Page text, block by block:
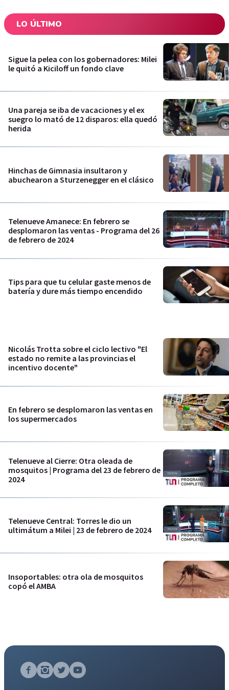
LO ÚLTIMO
Sigue la pelea con los gobernadores: Milei
le quitó a Kiciloff un fondo clave
Una pareja se iba de vacaciones y el ex
suegro lo mató de 12 disparos: ella quedó
herida
Hinchas de Gimnasia insultaron y
abuchearon a Sturzenegger en el clásico
Telenueve Amanece: En febrero se
desplomaron las ventas - Programa del 26
de febrero de 2024
Tips para que tu celular gaste menos de
batería y dure más tiempo encendido
Nicolás Trotta sobre el ciclo lectivo "El
estado no remite a las provincias el
incentivo docente"
En febrero se desplomaron las ventas en
los supermercados
Telenueve al Cierre: Otra oleada de
mosquitos | Programa del 23 de febrero de
2024
Telenueve Central: Torres le dio un
ultimátum a Milei | 23 de febrero de 2024
Insoportables: otra ola de mosquitos
copó el AMBA